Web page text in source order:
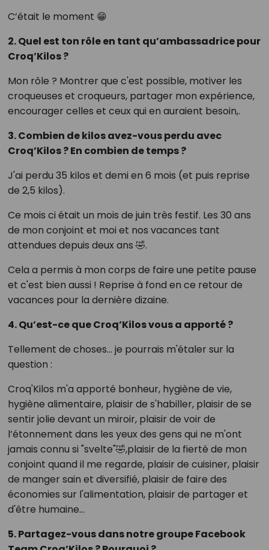
C’était le moment 😁
2. Quel est ton rôle en tant qu’ambassadrice pour
Croq’Kilos ?
Mon rôle ? Montrer que c'est possible, motiver les
croqueuses et croqueurs, partager mon expérience,
encourager celles et ceux qui en auraient besoin,.
3. Combien de kilos avez-vous perdu avec
Croq’Kilos ? En combien de temps ?
J'ai perdu 35 kilos et demi en 6 mois (et puis reprise
de 2,5 kilos).
Ce mois ci était un mois de juin très festif. Les 30 ans
de mon conjoint et moi et nos vacances tant
attendues depuis deux ans 🤣.
Cela a permis à mon corps de faire une petite pause
et c'est bien aussi ! Reprise à fond en ce retour de
vacances pour la dernière dizaine.
4. Qu’est-ce que Croq’Kilos vous a apporté ?
Tellement de choses… je pourrais m'étaler sur la
question :
Croq'Kilos m'a apporté bonheur, hygiène de vie,
hygiène alimentaire, plaisir de s'habiller, plaisir de se
sentir jolie devant un miroir, plaisir de voir de
l’étonnement dans les yeux des gens qui ne m'ont
jamais connu si "svelte"🤣,plaisir de la fierté de mon
conjoint quand il me regarde, plaisir de cuisiner, plaisir
de manger sain et diversifié, plaisir de faire des
économies sur l'alimentation, plaisir de partager et
d'être humaine…
5. Partagez-vous dans notre groupe Facebook